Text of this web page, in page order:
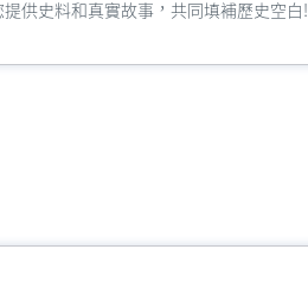
提供史料和真實故事，共同填補歷史空白!